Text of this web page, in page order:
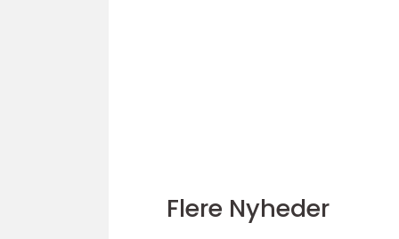
Flere Nyheder